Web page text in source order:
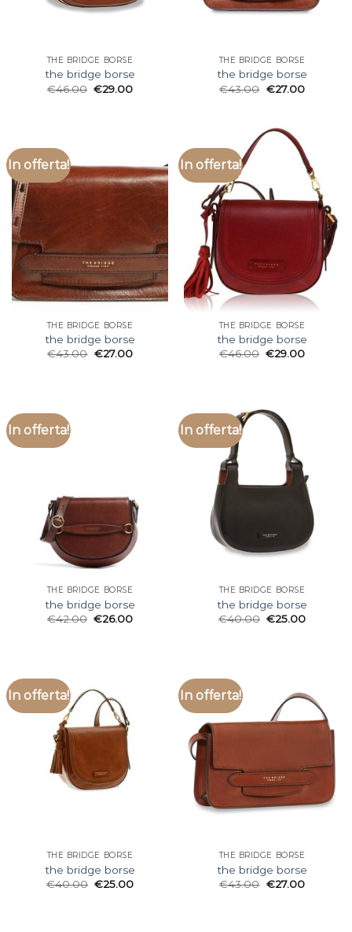
THE BRIDGE BORSE
the bridge borse
€46.00 €29.00
THE BRIDGE BORSE
the bridge borse
€43.00 €27.00
In offerta!
THE BRIDGE BORSE
the bridge borse
€43.00 €27.00
In offerta!
THE BRIDGE BORSE
the bridge borse
€46.00 €29.00
In offerta!
THE BRIDGE BORSE
the bridge borse
€42.00 €26.00
In offerta!
THE BRIDGE BORSE
the bridge borse
€40.00 €25.00
In offerta!
THE BRIDGE BORSE
the bridge borse
€40.00 €25.00
In offerta!
THE BRIDGE BORSE
the bridge borse
€43.00 €27.00